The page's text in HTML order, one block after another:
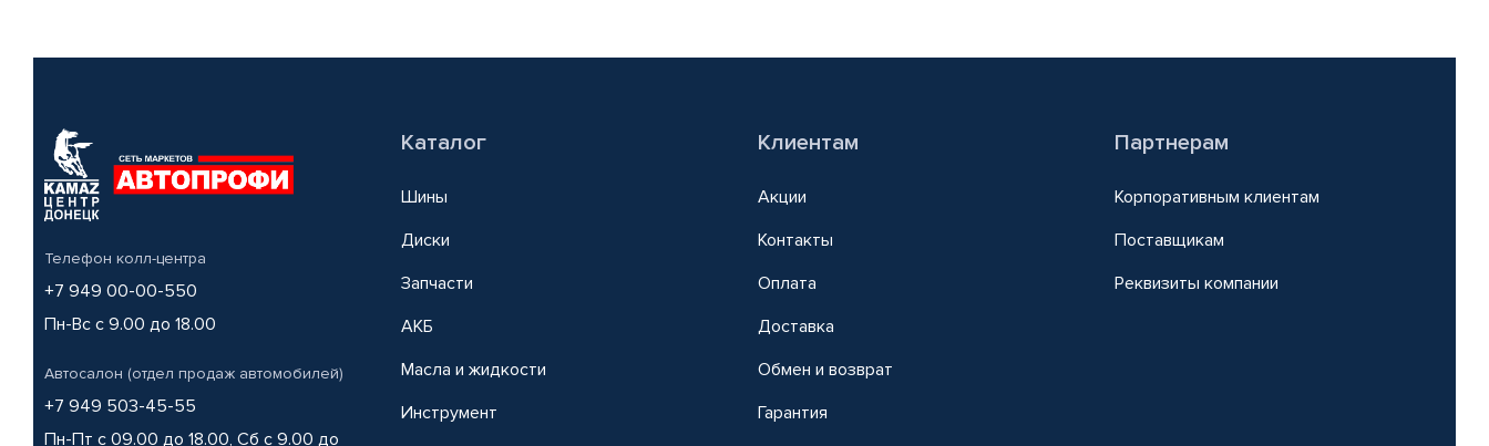
Телефон колл-центра
+7 949 00-00-550
Пн-Вс с 9.00 до 18.00
Автосалон (отдел продаж автомобилей)
+7 949 503-45-55
Пн-Пт с 09.00 до 18.00, Сб с 9.00 до
Каталог
Шины
Диски
Запчасти
АКБ
Масла и жидкости
Инструмент
Клиентам
Акции
Контакты
Оплата
Доставка
Обмен и возврат
Гарантия
Партнерам
Корпоративным клиентам
Поставщикам
Реквизиты компании